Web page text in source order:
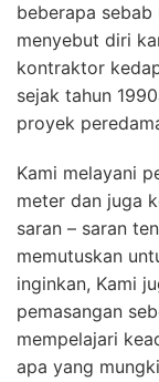
beberapa
menyebut diri
kontraktor
sejak tahun
proyek
Kami melayani
meter dan juga
saran – saran
memutuskan
inginkan, Kami
pemasangan
mempelajari
apa yang